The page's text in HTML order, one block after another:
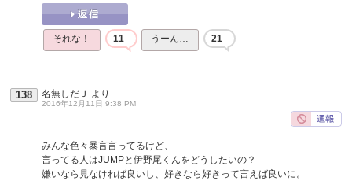
それな！ 11 うーん… 21
138 名無しだＪ より
2016年12月11日 9:38 PM
みんな色々暴言言ってるけど、
言ってる人はJUMPと伊野尾くんをどうしたいの？
嫌いなら見なければ良いし、好きなら好きって言えば良いに。